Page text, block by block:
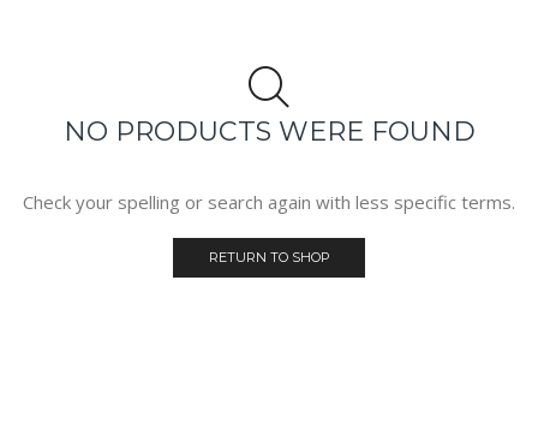
NO PRODUCTS WERE FOUND
Check your spelling or search again with less specific terms.
RETURN TO SHOP